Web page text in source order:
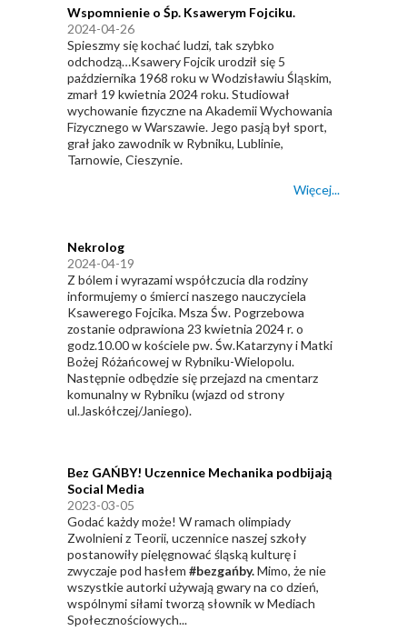
Wspomnienie o Śp. Ksawerym Fojciku.
2024-04-26
Spieszmy się kochać ludzi, tak szybko
odchodzą…Ksawery Fojcik urodził się 5
października 1968 roku w Wodzisławiu Śląskim,
zmarł 19 kwietnia 2024 roku. Studiował
wychowanie fizyczne na Akademii Wychowania
Fizycznego w Warszawie. Jego pasją był sport,
grał jako zawodnik w Rybniku, Lublinie,
Tarnowie, Cieszynie.
Więcej...
Nekrolog
2024-04-19
Z bólem i wyrazami współczucia dla rodziny
informujemy o śmierci naszego nauczyciela
Ksawerego Fojcika. Msza Św. Pogrzebowa
zostanie odprawiona 23 kwietnia 2024 r. o
godz.10.00 w kościele pw. Św.Katarzyny i Matki
Bożej Różańcowej w Rybniku-Wielopolu.
Następnie odbędzie się przejazd na cmentarz
komunalny w Rybniku (wjazd od strony
ul.Jaskółczej/Janiego).
Bez GAŃBY! Uczennice Mechanika podbijają
Social Media
2023-03-05
Godać każdy może! W ramach olimpiady
Zwolnieni z Teorii, uczennice naszej szkoły
postanowiły pielęgnować śląską kulturę i
zwyczaje pod hasłem #bezgańby.Mimo, że nie
wszystkie autorki używają gwary na co dzień,
wspólnymi siłami tworzą słownik w Mediach
Społecznościowych...